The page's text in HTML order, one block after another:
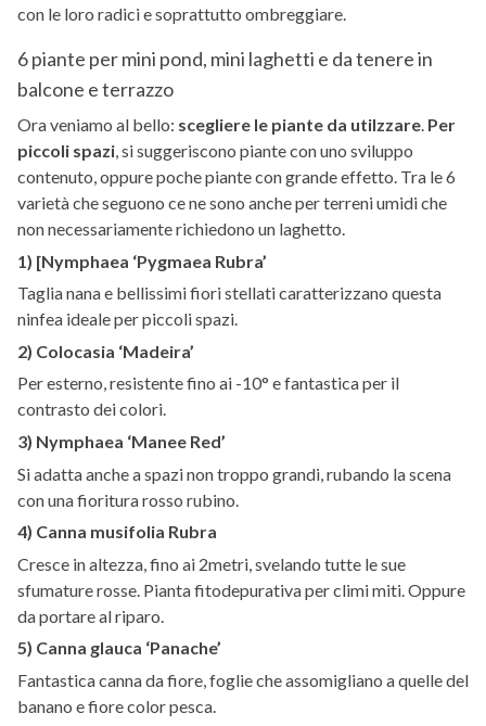
con le loro radici e soprattutto ombreggiare.
6 piante per mini pond, mini laghetti e da tenere in
balcone e terrazzo
Ora veniamo al bello: scegliere le piante da utilzzare. Per
piccoli spazi, si suggeriscono piante con uno sviluppo
contenuto, oppure poche piante con grande effetto. Tra le 6
varietà che seguono ce ne sono anche per terreni umidi che
non necessariamente richiedono un laghetto.
1) [Nymphaea ‘Pygmaea Rubra’
Taglia nana e bellissimi fiori stellati caratterizzano questa
ninfea ideale per piccoli spazi.
2) Colocasia ‘Madeira’
Per esterno, resistente fino ai -10° e fantastica per il
contrasto dei colori.
3) Nymphaea ‘Manee Red’
Si adatta anche a spazi non troppo grandi, rubando la scena
con una fioritura rosso rubino.
4) Canna musifolia Rubra
Cresce in altezza, fino ai 2metri, svelando tutte le sue
sfumature rosse. Pianta fitodepurativa per climi miti. Oppure
da portare al riparo.
5) Canna glauca ‘Panache’
Fantastica canna da fiore, foglie che assomigliano a quelle del
banano e fiore color pesca.